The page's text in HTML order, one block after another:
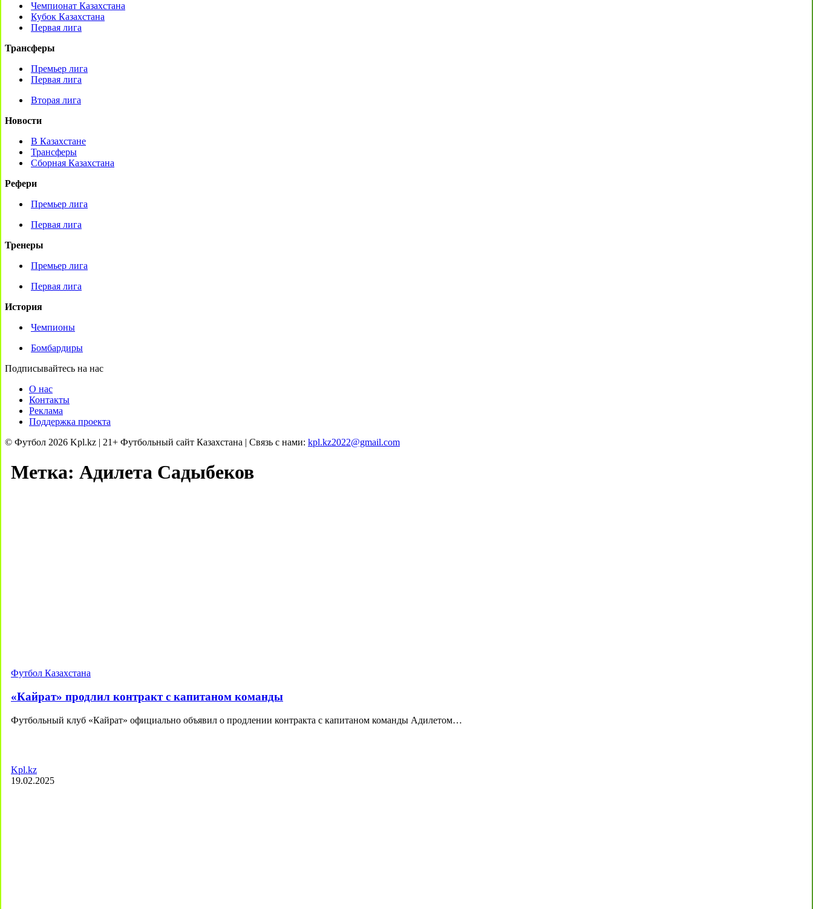
Чемпионат Казахстана
Кубок Казахстана
Первая лига
Трансферы
Премьер лига
Первая лига
Вторая лига
Новости
В Казахстане
Трансферы
Сборная Казахстана
Рефери
Премьер лига
Первая лига
Тренеры
Премьер лига
Первая лига
История
Чемпионы
Бомбардиры
Подписывайтесь на нас
О нас
Контакты
Реклама
Поддержка проекта
© Футбол 2026 Kpl.kz | 21+ Футбольный сайт Казахстана | Связь с нами: kpl.kz2022@gmail.com
Метка: Адилета Садыбеков
Футбол Казахстана
«Кайрат» продлил контракт с капитаном команды
Футбольный клуб «Кайрат» официально объявил о продлении контракта с капитаном команды Адилетом…
Kpl.kz
19.02.2025